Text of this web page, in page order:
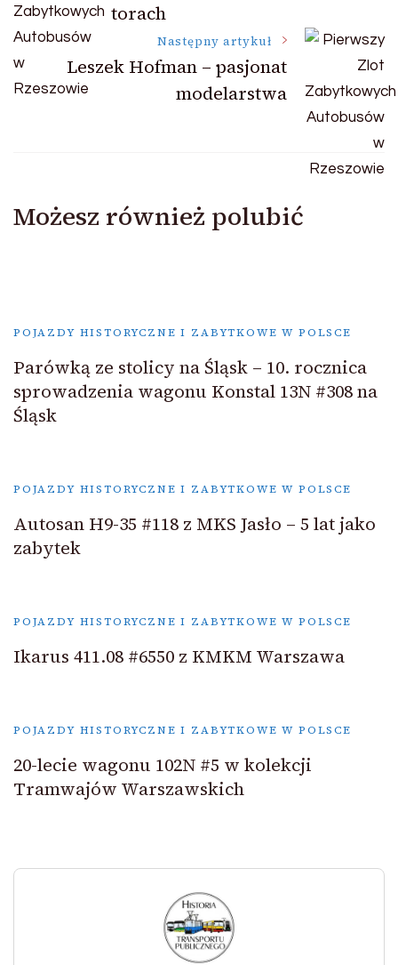
wpisutorach
Następny artykuł
Leszek Hofman – pasjonat
modelarstwa
Możesz również polubić
POJAZDY HISTORYCZNE I ZABYTKOWE W POLSCE
Parówką ze stolicy na Śląsk – 10. rocznica
sprowadzenia wagonu Konstal 13N #308 na
Śląsk
POJAZDY HISTORYCZNE I ZABYTKOWE W POLSCE
Autosan H9-35 #118 z MKS Jasło – 5 lat jako
zabytek
POJAZDY HISTORYCZNE I ZABYTKOWE W POLSCE
Ikarus 411.08 #6550 z KMKM Warszawa
POJAZDY HISTORYCZNE I ZABYTKOWE W POLSCE
20-lecie wagonu 102N #5 w kolekcji
Tramwajów Warszawskich